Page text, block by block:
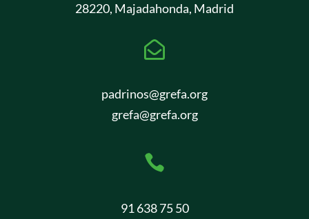
28220, Majadahonda, Madrid

padrinos@grefa.org
grefa@grefa.org

91 638 75 50